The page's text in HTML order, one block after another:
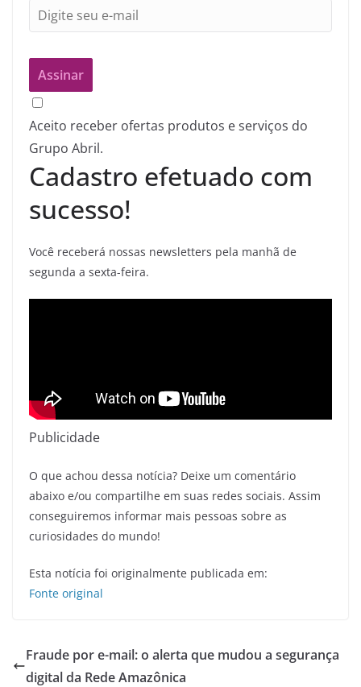
Aceito receber ofertas produtos e serviços do
Grupo Abril.
Cadastro efetuado com
sucesso!
Você receberá nossas newsletters pela manhã de
segunda a sexta-feira.
Publicidade
O que achou dessa notícia? Deixe um comentário
abaixo e/ou compartilhe em suas redes sociais. Assim
conseguiremos informar mais pessoas sobre as
curiosidades do mundo!
Esta notícia foi originalmente publicada em:
Fonte original
Fraude por e-mail: o alerta que mudou a segurança
digital da Rede Amazônica